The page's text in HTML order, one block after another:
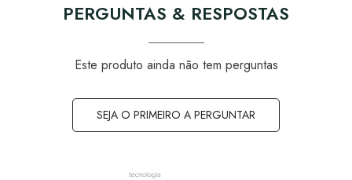
PERGUNTAS & RESPOSTAS
Este produto ainda não tem perguntas
SEJA O PRIMEIRO A PERGUNTAR